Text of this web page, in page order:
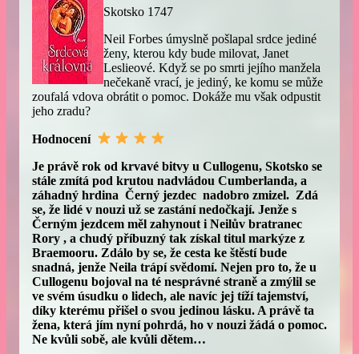
Skotsko 1747
Neil Forbes úmyslně pošlapal srdce jediné
ženy, kterou kdy bude milovat, Janet
Leslieové. Když se po smrti jejího manžela
nečekaně vrací, je jediný, ke komu se může
zoufalá vdova obrátit o pomoc. Dokáže mu však odpustit
jeho zradu?
Hodnocení
Je právě rok od krvavé bitvy u Cullogenu, Skotsko se
stále zmítá pod krutou nadvládou Cumberlanda, a
záhadný hrdina Černý jezdec nadobro zmizel. Zdá
se, že lidé v nouzi už se zastání nedočkají. Jenže s
Černým jezdcem měl zahynout i Neilův bratranec
Rory , a chudý příbuzný tak získal titul markýze z
Braemooru. Zdálo by se, že cesta ke štěstí bude
snadná, jenže Neila trápí svědomí. Nejen pro to, že u
Cullogenu bojoval na té nesprávné straně a zmýlil se
ve svém úsudku o lidech, ale navíc jej tíží tajemství,
díky kterému přišel o svou jedinou lásku. A právě ta
žena, která jím nyní pohrdá, ho v nouzi žádá o pomoc.
Ne kvůli sobě, ale kvůli dětem…